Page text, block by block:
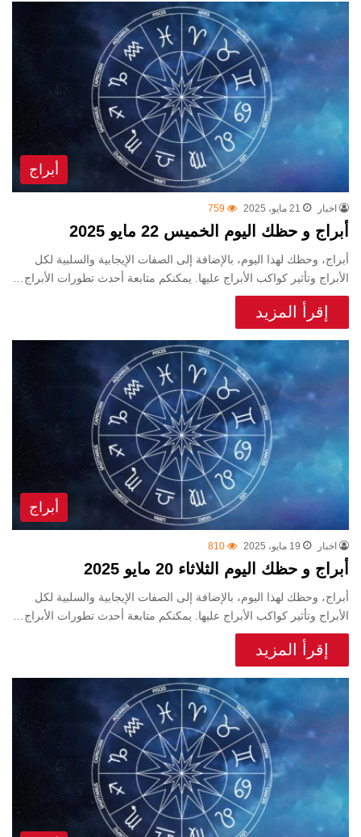
أبراج
اخبار 21 مايو، 2025 759
أبراج و حظك اليوم الخميس 22 مايو 2025
أبراج، وحظك لهذا اليوم، بالإضافة إلى الصفات الإيجابية والسلبية لكل
الأبراج وتأثير كواكب الأبراج عليها. يمكنكم متابعة أحدث تطورات الأبراج…
إقرأ المزيد
أبراج
اخبار 19 مايو، 2025 810
أبراج و حظك اليوم الثلاثاء 20 مايو 2025
أبراج، وحظك لهذا اليوم، بالإضافة إلى الصفات الإيجابية والسلبية لكل
الأبراج وتأثير كواكب الأبراج عليها. يمكنكم متابعة أحدث تطورات الأبراج…
إقرأ المزيد